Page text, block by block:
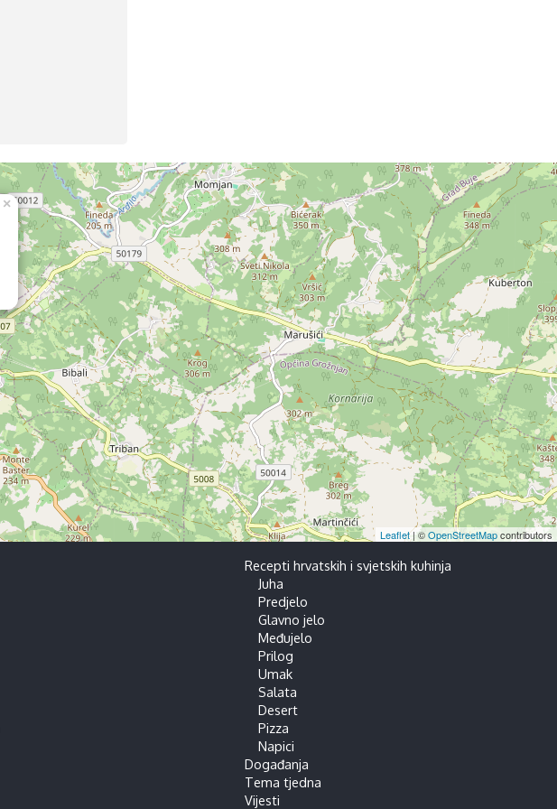
×
Leaflet| ©OpenStreetMapcontributors
Recepti hrvatskih i svjetskih kuhinja
Juha
Predjelo
Glavno jelo
Međujelo
Prilog
Umak
Salata
Desert
Pizza
Napici
Događanja
Tema tjedna
Vijesti